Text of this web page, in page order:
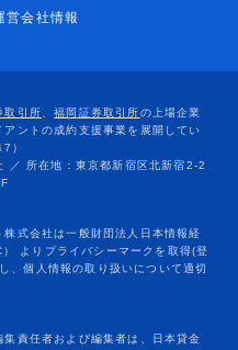
営会社情報
責任者および編集者は、日本貸金